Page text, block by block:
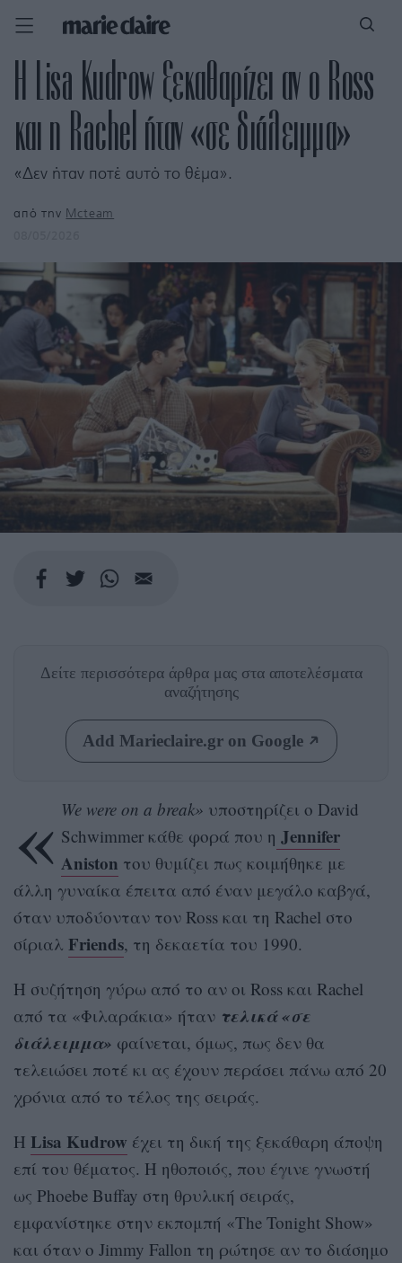
Η Lisa Kudrow ξεκαθαρίζει αν ο Ross
και η Rachel ήταν «σε διάλειμμα»
«Δεν ήταν ποτέ αυτό το θέμα».
από την Mcteam
Δείτε περισσότερα άρθρα μας στα αποτελέσματα
αναζήτησης
Add Marieclaire.gr on Google
« We were on a break» υποστηρίζει ο David
Schwimmer κάθε φορά που η Jennifer
Aniston του θυμίζει πως κοιμήθηκε με
άλλη γυναίκα έπειτα από έναν μεγάλο καβγά,
όταν υποδύονταν τον Ross και τη Rachel στο
σίριαλ Friends, τη δεκαετία του 1990.
Η συζήτηση γύρω από το αν οι Ross και Rachel
από τα «Φιλαράκια» ήταν τελικά «σε
διάλειμμα» φαίνεται, όμως, πως δεν θα
τελειώσει ποτέ κι ας έχουν περάσει πάνω από 20
χρόνια από το τέλος της σειράς.
Η Lisa Kudrow έχει τη δική της ξεκάθαρη άποψη
επί του θέματος. Η ηθοποιός, που έγινε γνωστή
ως Phoebe Buffay στη θρυλική σειράς,
εμφανίστηκε στην εκπομπή «The Tonight Show»
και όταν ο Jimmy Fallon τη ρώτησε αν το διάσημο